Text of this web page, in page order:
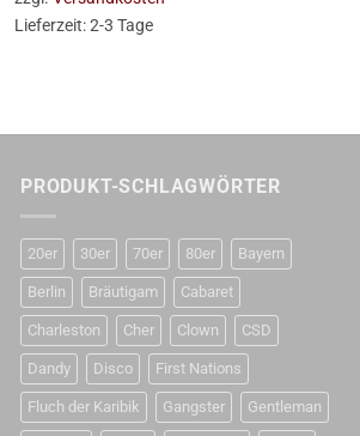
Lieferzeit:2-3 Tage
PRODUKT-SCHLAGWÖRTER
20er 30er 70er 80er Bayern
Berlin Bräutigam Cabaret
Charleston Cher Clown CSD
Dandy Disco First Nations
Fluch der Karibik Gangster Gentleman